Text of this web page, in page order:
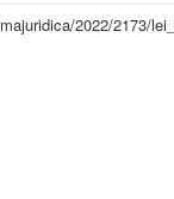
2022/2173/